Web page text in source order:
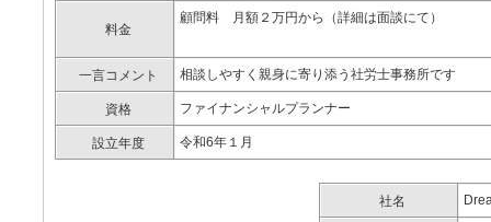
料金
顧問料 月額２万円から（詳細は面談にて）
一言コメント 相談しやすく親身に寄り添う社労士事務所です
資格 ファイナンシャルプランナー
設立年度 令和6年１月
社名